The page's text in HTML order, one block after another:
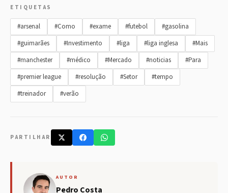
ETIQUETAS
#arsenal #Como #exame #futebol
#gasolina
#guimarães
#Investimento #liga #liga inglesa
#Mais
#manchester
#médico #Mercado #noticias
#Para
#premier league
#resolução #Setor
#tempo
#treinador
#verão
PARTILHAR
AUTOR
Pedro Costa